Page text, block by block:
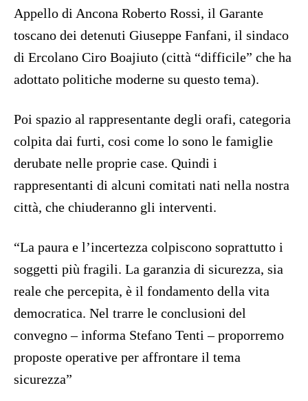
Appello di Ancona Roberto Rossi, il Garante
toscano dei detenuti Giuseppe Fanfani, il sindaco
di Ercolano Ciro Boajiuto (città “difficile” che ha
adottato politiche moderne su questo tema).
Poi spazio al rappresentante degli orafi, categoria
colpita dai furti, cosi come lo sono le famiglie
derubate nelle proprie case. Quindi i
rappresentanti di alcuni comitati nati nella nostra
città, che chiuderanno gli interventi.
“La paura e l’incertezza colpiscono soprattutto i
soggetti più fragili. La garanzia di sicurezza, sia
reale che percepita, è il fondamento della vita
democratica. Nel trarre le conclusioni del
convegno – informa Stefano Tenti – proporremo
proposte operative per affrontare il tema
sicurezza”